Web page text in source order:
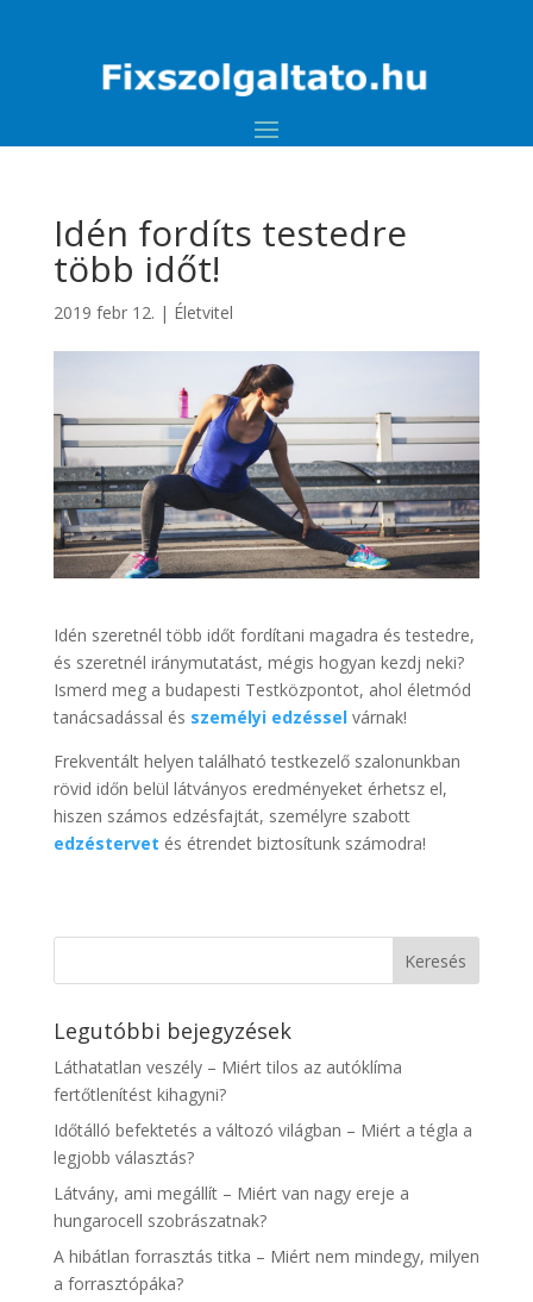
Idén fordíts testedre
több időt!
2019 febr 12. | Életvitel
Idén szeretnél több időt fordítani magadra és testedre,
és szeretnél iránymutatást, mégis hogyan kezdj neki?
Ismerd meg a budapesti Testközpontot, ahol életmód
tanácsadással és személyi edzésselvárnak!
Frekventált helyen található testkezelő szalonunkban
rövid időn belül látványos eredményeket érhetsz el,
hiszen számos edzésfajtát, személyre szabott
edzéstervet és étrendet biztosítunk számodra!
Legutóbbi bejegyzések
Láthatatlan veszély – Miért tilos az autóklíma
fertőtlenítést kihagyni?
Időtálló befektetés a változó világban – Miért a tégla a
legjobb választás?
Látvány, ami megállít – Miért van nagy ereje a
hungarocell szobrászatnak?
A hibátlan forrasztás titka – Miért nem mindegy, milyen
a forrasztópáka?